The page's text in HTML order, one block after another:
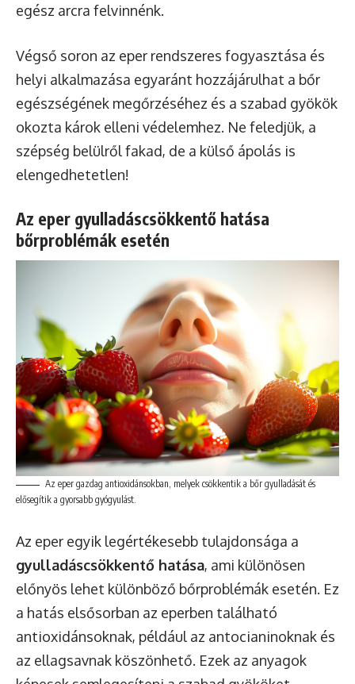
egész arcra felvinnénk.
Végső soron az eper rendszeres fogyasztása és
helyi alkalmazása egyaránt hozzájárulhat a bőr
egészségének megőrzéséhez és a szabad gyökök
okozta károk elleni védelemhez. Ne feledjük, a
szépség belülről fakad, de a külső ápolás is
elengedhetetlen!
Az eper gyulladáscsökkentő hatása
bőrproblémák esetén
Az eper gazdag antioxidánsokban, melyek csökkentik a bőr gyulladását és
elősegítik a gyorsabb gyógyulást.
Az eper egyik legértékesebb tulajdonsága a
gyulladáscsökkentő hatása, ami különösen
előnyös lehet különböző bőrproblémák esetén. Ez
a hatás elsősorban az eperben található
antioxidánsoknak, például az antocianinoknak és
az ellagsavnak köszönhető. Ezek az anyagok